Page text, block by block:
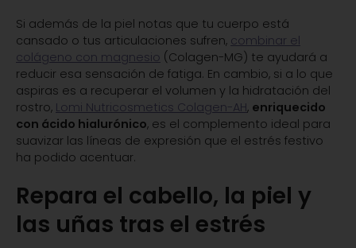
Si además de la piel notas que tu cuerpo está
cansado o tus articulaciones sufren, combinar el
colágeno con magnesio (Colagen-MG) te ayudará a
reducir esa sensación de fatiga. En cambio, si a lo que
aspiras es a recuperar el volumen y la hidratación del
rostro, Lomi Nutricosmetics Colagen-AH, enriquecido
con ácido hialurónico, es el complemento ideal para
suavizar las líneas de expresión que el estrés festivo
ha podido acentuar.
Repara el cabello, la piel y
las uñas tras el estrés